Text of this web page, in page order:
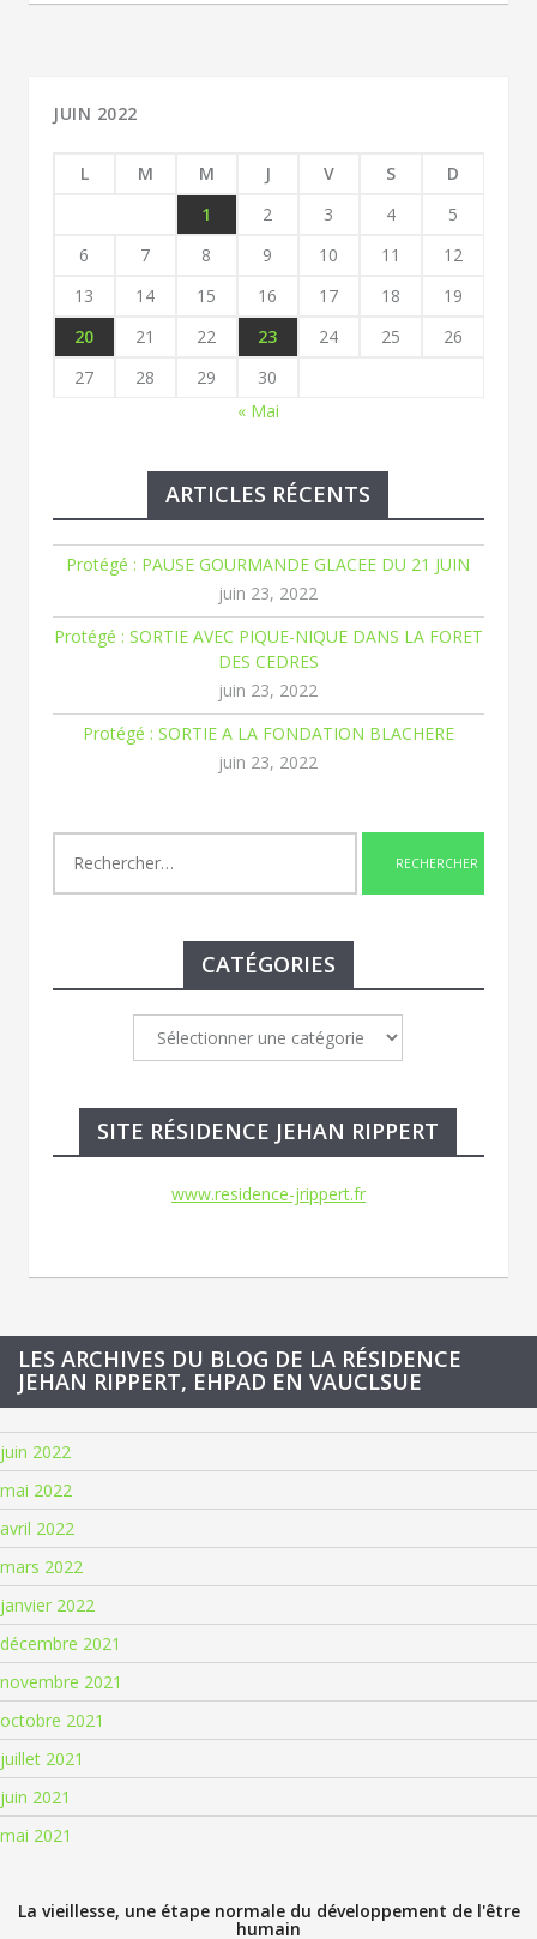
JUIN 2022
L M M J V S
D
1
2 3 4
5
6
7 8 9 10 11
12
13
14 15 16 17 18
19
20
21 22 23 24 25
26
27
28 29
30
« Mai
ARTICLES RÉCENTS
Protégé : PAUSE GOURMANDE GLACEE DU 21 JUIN
juin 23, 2022
Protégé : SORTIE AVEC PIQUE-NIQUE DANS LA FORET
DES CEDRES
juin 23, 2022
Protégé : SORTIE A LA FONDATION BLACHERE
juin 23, 2022
CATÉGORIES
Catégories
SITE RÉSIDENCE JEHAN RIPPERT
www.residence-jrippert.fr
LES ARCHIVES DU BLOG DE LA RÉSIDENCE
JEHAN RIPPERT, EHPAD EN VAUCLSUE
juin 2022
mai 2022
avril 2022
mars 2022
janvier 2022
décembre 2021
novembre 2021
octobre 2021
juillet 2021
juin 2021
mai 2021
La vieillesse, une étape normale du développement de l'être
humain